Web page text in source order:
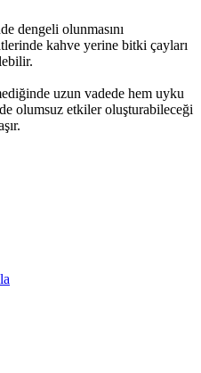
dengeli olunmasını
kahve yerine bitki çayları
uzun vadede hem uyku
olumsuz etkiler oluşturabileceği